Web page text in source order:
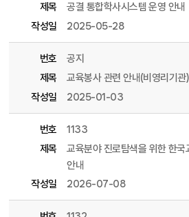
제목
공결 통합학사시스템 운영 안내
작성일
2025-05-28
번호
공지
제목
교육봉사 관련 안내(비영리기관)
작성일
2025-01-03
번호
1133
제목
교육분야 진로탐색을 위한 한
안내
작성일
2026-07-08